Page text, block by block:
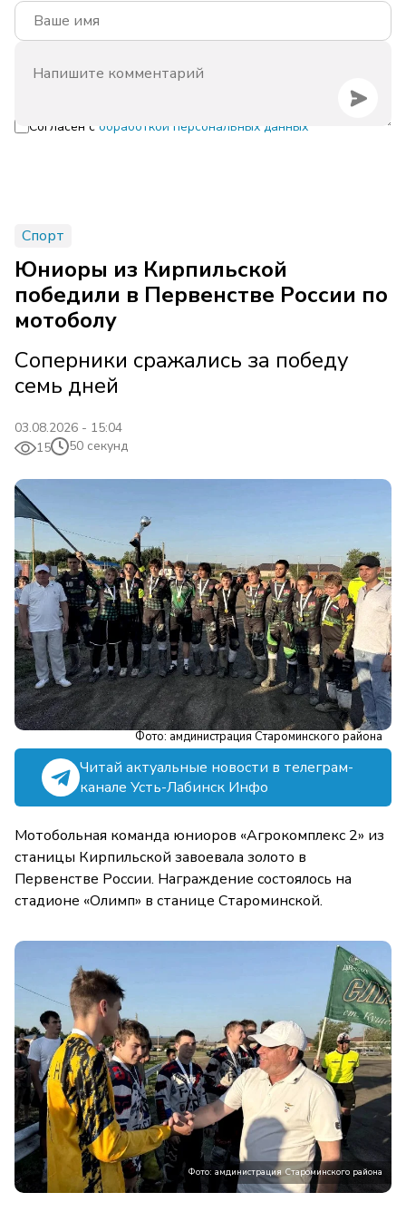
Согласен с обработкой персональных данных
Спорт
Юниоры из Кирпильской
победили в Первенстве России по
мотоболу
Соперники сражались за победу
семь дней
03.08.2026 - 15:04
15
50 секунд
Фото: амдинистрация Староминского района
Читай актуальные новости в телеграм-
канале Усть-Лабинск Инфо
Мотобольная команда юниоров «Агрокомплекс 2» из
станицы Кирпильской завоевала золото в
Первенстве России. Награждение состоялось на
стадионе «Олимп» в станице Староминской.
Фото: амдинистрация Староминского района